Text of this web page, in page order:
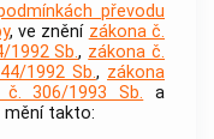
převodu
, ve znění zákona č.
1992 Sb., zákona č.
1992 Sb., zákona
č. 306/1993 Sb. a
mění takto: